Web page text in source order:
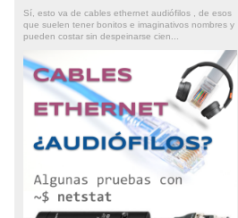
Sí, esto va de cables ethernet audiófilos , de esos
que suelen tener bonitos e imaginativos nombres y
pueden costar sin despeinarse cien...